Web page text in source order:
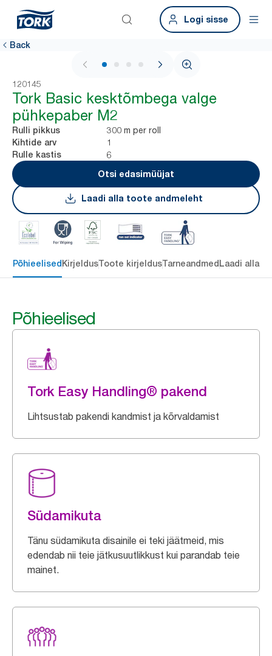
Logi sisse
Back
1 / 4
120145
Tork Basic kesktõmbega valge
pühkepaber M2
Rulli pikkus 300 m per roll
Kihtide arv 1
Rulle kastis
6
Otsi edasimüüjat
Laadi alla toote andmeleht
Põhieelised KirjeldusToote kirjeldusTarneandmed Laadi alla
Põhieelised
Tork Easy Handling® pakend
Lihtsustab pakendi kandmist ja kõrvaldamist
Südamikuta
Tänu südamikuta disainile ei teki jäätmeid, mis
edendab nii teie jätkusuutlikkust kui parandab teie
mainet.